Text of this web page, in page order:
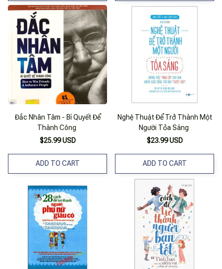
Đắc Nhân Tâm - Bí Quyết Để
Thành Công
$25.99 USD
ADD TO CART
Nghệ Thuật Để Trở Thành Một
Người Tỏa Sáng
$23.99 USD
ADD TO CART